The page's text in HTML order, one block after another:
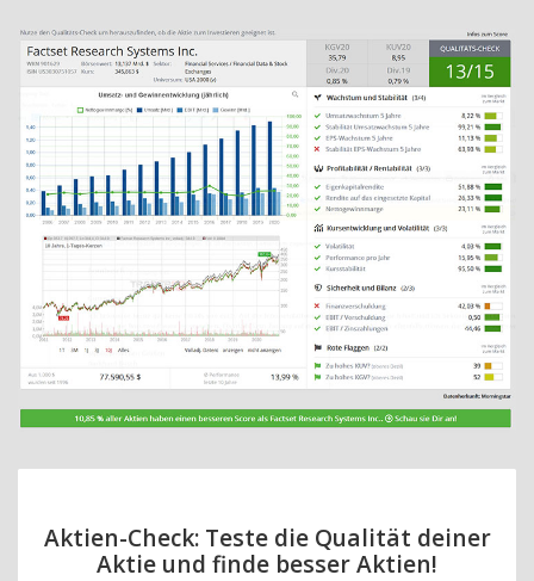
Aktien-Check: Teste die Qualität deiner
Aktie und finde besser Aktien!